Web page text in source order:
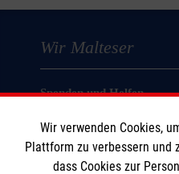
Wir Malteser
Spenden und Helfen
Unsere Kurse
Mitarbeiten
Wir verwenden Cookies,
Plattform zu verbessern und
dass Cookies zur